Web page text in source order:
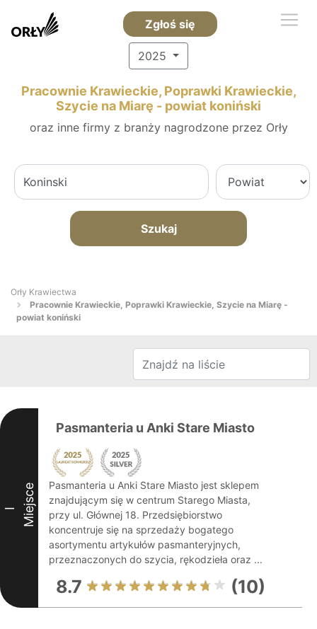
Zgłoś się
2025
Pracownie Krawieckie, Poprawki Krawieckie,
Szycie na Miarę - powiat koniński
oraz inne firmy z branży nagrodzone przez Orły
Szukaj
Orły Krawiectwa
Pracownie Krawieckie, Poprawki Krawieckie, Szycie na Miarę -
powiat koniński
I Miejsce
Pasmanteria u Anki Stare Miasto
Pasmanteria u Anki Stare Miasto jest sklepem
znajdującym się w centrum Starego Miasta,
przy ul. Głównej 18. Przedsiębiorstwo
koncentruje się na sprzedaży bogatego
asortymentu artykułów pasmanteryjnych,
przeznaczonych do szycia, rękodzieła oraz ...
8.7 (10)